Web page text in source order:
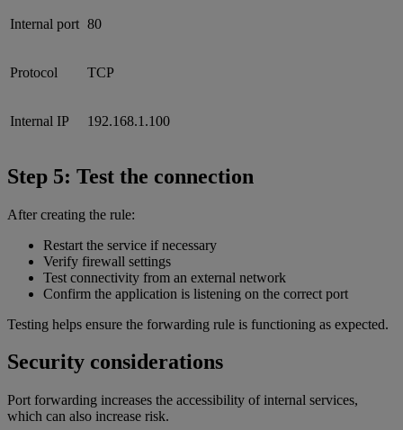
Internal port 80
Protocol TCP
Internal IP 192.168.1.100
Step 5: Test the connection
After creating the rule:
Restart the service if necessary
Verify firewall settings
Test connectivity from an external network
Confirm the application is listening on the correct port
Testing helps ensure the forwarding rule is functioning as expected.
Security considerations
Port forwarding increases the accessibility of internal services,
which can also increase risk.